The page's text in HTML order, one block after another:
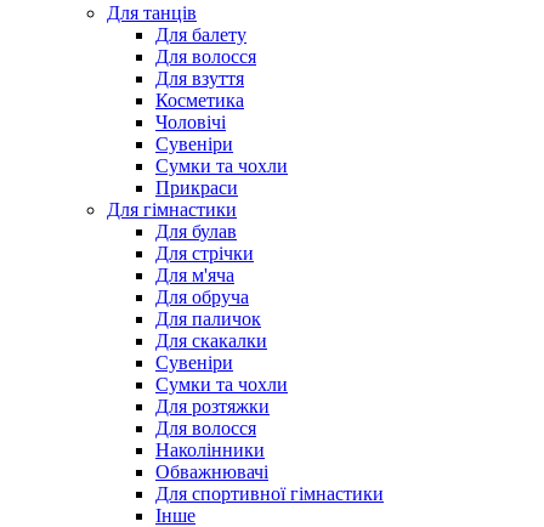
Для танців
Для балету
Для волосся
Для взуття
Косметика
Чоловічі
Сувеніри
Сумки та чохли
Прикраси
Для гімнастики
Для булав
Для стрічки
Для м'яча
Для обруча
Для паличок
Для скакалки
Сувеніри
Сумки та чохли
Для розтяжки
Для волосся
Наколінники
Обважнювачі
Для спортивної гімнастики
Інше